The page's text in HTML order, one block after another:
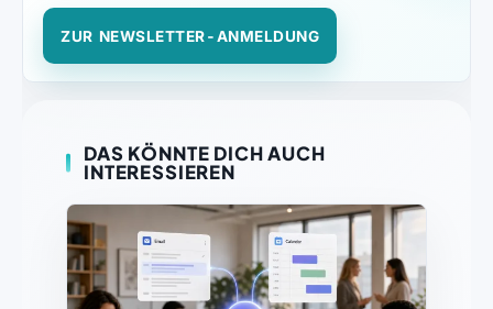
ZUR NEWSLETTER-ANMELDUNG
DAS KÖNNTE DICH AUCH
INTERESSIEREN